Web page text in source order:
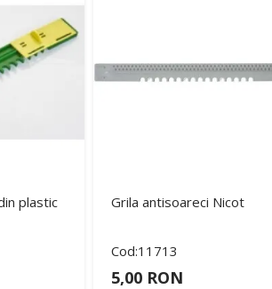
plastic
Grila antisoareci Nicot
Cod:11713
5,00 RON